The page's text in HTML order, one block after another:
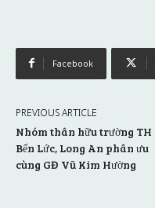
Facebook
PREVIOUS ARTICLE
Nhóm thân hữu trường TH
Bến Lức, Long An phân ưu
cùng GĐ Vũ Kim Hường